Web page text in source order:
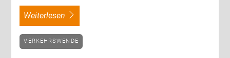
weiterlesen
VERKEHRSWENDE